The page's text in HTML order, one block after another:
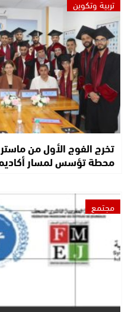
تربية وتكوين
تخرج الفوج الأول من
محطة تؤسس لمسار
مجتمع